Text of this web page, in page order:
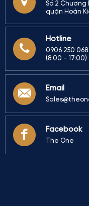
Số 2
quận Hoàn
Hotline
0906 250 068
(8:00 - 17:00)
Email
Facebook
The One